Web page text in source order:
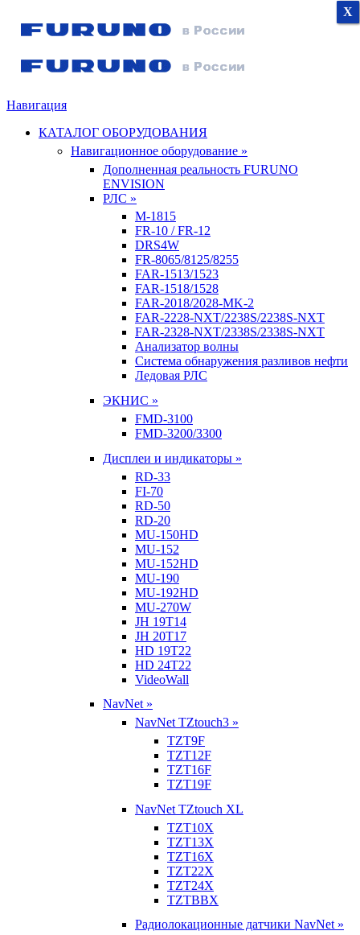
Навигация
КАТАЛОГ ОБОРУДОВАНИЯ
Навигационное оборудование »
Дополненная реальность FURUNO
ENVISION
РЛС »
M-1815
FR-10 / FR-12
DRS4W
FR-8065/8125/8255
FAR-1513/1523
FAR-1518/1528
FAR-2018/2028-MK-2
FAR-2228-NXT/2238S/2238S-NXT
FAR-2328-NXT/2338S/2338S-NXT
Анализатор волны
Система обнаружения разливов нефти
Ледовая РЛС
ЭКНИС »
FMD-3100
FMD-3200/3300
Дисплеи и индикаторы »
RD-33
FI-70
RD-50
RD-20
MU-150HD
MU-152
MU-152HD
MU-190
MU-192HD
MU-270W
JH 19T14
JH 20T17
HD 19T22
HD 24T22
VideoWall
NavNet »
NavNet TZtouch3 »
TZT9F
TZT12F
TZT16F
TZT19F
NavNet TZtouch XL
TZT10X
TZT13X
TZT16X
TZT22X
TZT24X
TZTBBX
Радиолокационные датчики NavNet »
X
X
X